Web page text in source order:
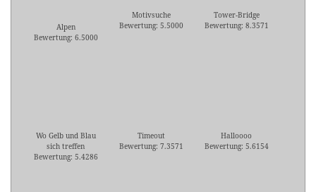
Alpen
Bewertung: 6.5000
Motivsuche
Bewertung: 5.5000
Tower-Bridge
Bewertung: 8.3571
Wo Gelb und Blau
sich treffen
Bewertung: 5.4286
Timeout
Bewertung: 7.3571
Halloooo
Bewertung: 5.6154